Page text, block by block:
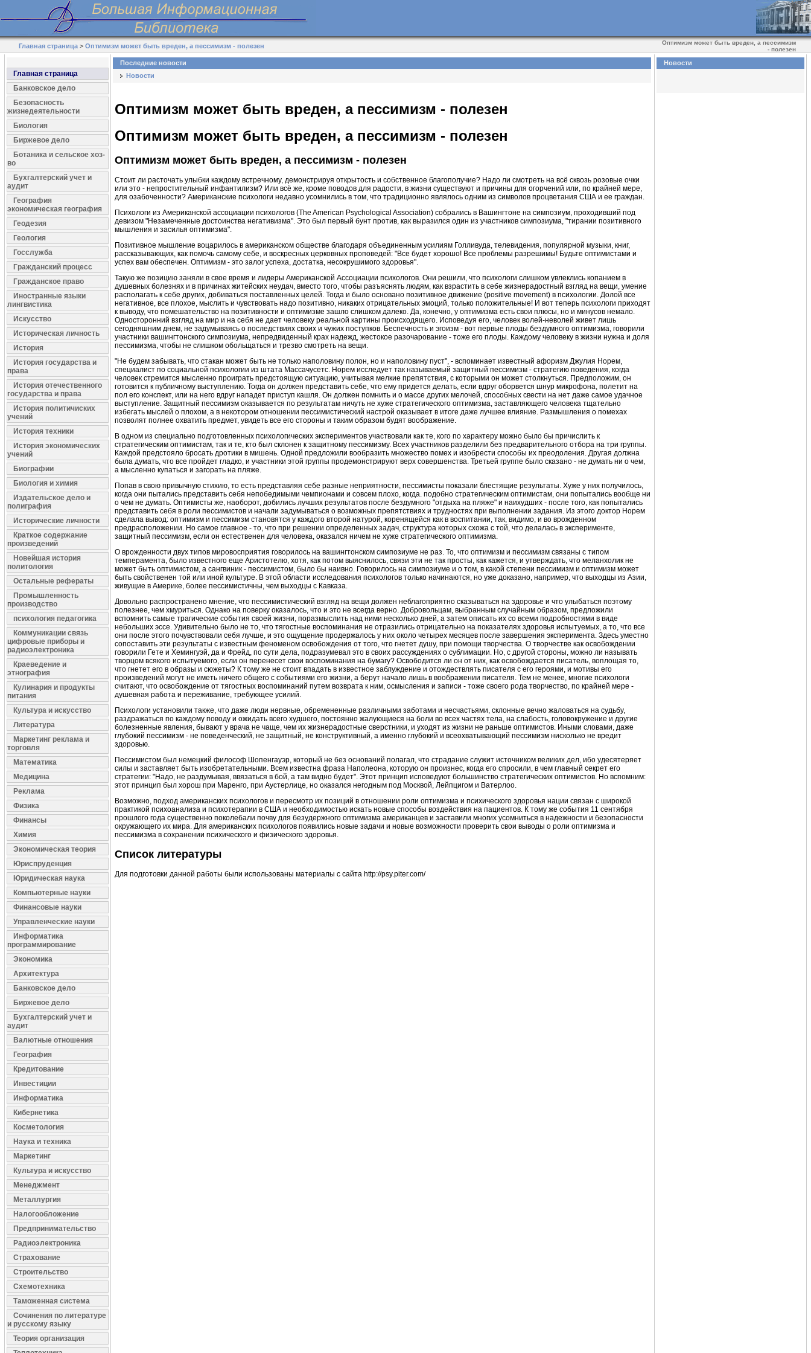
Главная страница >Оптимизм может быть вреден, а пессимизм - полезен
Оптимизм может быть вреден, а пессимизм
- полезен
Главная страница
Банковское дело
Безопасность
жизнедеятельности
Биология
Биржевое дело
Ботаника и сельское хоз-
во
Бухгалтерский учет и
аудит
География
экономическая география
Геодезия
Геология
Госслужба
Гражданский процесс
Гражданское право
Иностранные языки
лингвистика
Искусство
Историческая личность
История
История государства и
права
История отечественного
государства и права
История политичиских
учений
История техники
История экономических
учений
Биографии
Биология и химия
Издательское дело и
полиграфия
Исторические личности
Краткое содержание
произведений
Новейшая история
политология
Остальные рефераты
Промышленность
производство
психология педагогика
Коммуникации связь
цифровые приборы и
радиоэлектроника
Краеведение и
этнография
Кулинария и продукты
питания
Культура и искусство
Литература
Маркетинг реклама и
торговля
Математика
Медицина
Реклама
Физика
Финансы
Химия
Экономическая теория
Юриспруденция
Юридическая наука
Компьютерные науки
Финансовые науки
Управленческие науки
Информатика
программирование
Экономика
Архитектура
Банковское дело
Биржевое дело
Бухгалтерский учет и
аудит
Валютные отношения
География
Кредитование
Инвестиции
Информатика
Кибернетика
Косметология
Наука и техника
Маркетинг
Культура и искусство
Менеджмент
Металлургия
Налогообложение
Предпринимательство
Радиоэлектроника
Страхование
Строительство
Схемотехника
Таможенная система
Сочинения по литературе
и русскому языку
Теория организация
Последние новости
Новости
Оптимизм может быть вреден, а пессимизм - полезен
Оптимизм может быть вреден, а пессимизм - полезен
Оптимизм может быть вреден, а пессимизм - полезен
Стоит ли расточать улыбки каждому встречному, демонстрируя открытость и собственное благополучие? Надо ли смотреть на всё сквозь розовыe очки
или это - непростительный инфантилизм? Или всё же, кроме поводов для радости, в жизни существуют и причины для огорчений или, по крайней мере,
для озабоченности? Американские психологи недавно усомнились в том, что традиционно являлось одним из символов процветания США и ее граждан.
Психологи из Американской ассоциации психологов (The American Psychological Association) собрались в Вашингтоне на симпозиум, проходивший под
девизом "Незамеченные достоинства негативизма". Это был первый бунт против, как выразился один из участников симпозиума, "тирании позитивного
мышления и засилья оптимизма".
Позитивное мышление воцарилось в американском обществе благодаря объединенным усилиям Голливуда, телевидения, популярной музыки, книг,
рассказывающих, как помочь самому себе, и воскресных церковных проповедей: "Все будет хорошо! Все проблемы разрешимы! Будьте оптимистами и
успех вам обеспечен. Оптимизм - это залог успеха, достатка, несокрушимого здоровья".
Такую же позицию заняли в свое время и лидеры Американской Ассоциации психологов. Они решили, что психологи слишком увлеклись копанием в
душевных болезнях и в причинах житейских неудач, вместо того, чтобы разъяснять людям, как взрастить в себе жизнерадостный взгляд на вещи, умение
располагать к себе других, добиваться поставленных целей. Тогда и было основано позитивное движение (positive movement) в психологии. Долой все
негативное, все плохое, мыслить и чувствовать надо позитивно, никаких отрицательных эмоций, только положительные! И вот теперь психологи приходят
к выводу, что помешательство на позитивности и оптимизме зашло слишком далеко. Да, конечно, у оптимизма есть свои плюсы, но и минусов немало.
Односторонний взгляд на мир и на себя не дает человеку реальной картины происходящего. Исповедуя его, человек волей-неволей живет лишь
сегодняшним днем, не задумываясь о последствиях своих и чужих поступков. Беспечность и эгоизм - вот первые плоды бездумного оптимизма, говорили
участники вашингтонского симпозиума, непредвиденный крах надежд, жестокое разочарование - тоже его плоды. Каждому человеку в жизни нужна и доля
пессимизма, чтобы не слишком обольщаться и трезво смотреть на вещи.
"Не будем забывать, что стакан может быть не только наполовину полон, но и наполовину пуст", - вспоминает известный афоризм Джулия Норем,
специалист по социальной психологии из штатa Массачусетс. Норем исследует так называемый защитный пессимизм - стратегию поведения, когда
человек стремится мысленно проиграть предстоящую ситуацию, учитывая мелкие препятствия, с которыми он может столкнуться. Предположим, он
готовится к публичному выступлению. Тогда он должен представить себе, что ему придется делать, если вдруг оборвется шнур микрофона, полетит на
пол его конспект, или на него вдруг нападет приступ кашля. Он должен помнить и о массе других мелочей, способных свести на нет даже самое удачное
выступление. Защитный пессимизм оказывается по результатам ничуть не хуже стратегического оптимизма, заставляющего человека тщательно
избегать мыслей о плохом, а в некотором отношении пессимистический настрой оказывает в итоге даже лучшее влияние. Размышления о помехах
позволят полнее охватить предмет, увидеть все его стороны и таким образом будят воображение.
В одном из cпециально подготовленных психологических экспериментов участвовали как те, кого по характеру можно было бы причислить к
стратегическим оптимистам, так и те, кто был склонен к защитному пессимизму. Всех участников разделили без предварительного отбора на три группы.
Каждой предстояло бросать дротики в мишень. Одной предложили вообразить множество помех и изобрести способы их преодоления. Другая должна
была думать, что все пройдет гладко, и участники этой группы продемонстрируют верх совершенства. Третьей группе было сказано - не думать ни о чем,
а мысленно купаться и загорать на пляже.
Попав в свою привычную стихию, то есть представляя себе разные неприятности, пессимисты показали блестящие результаты. Хуже у них получилось,
когда они пытались представить себя непобедимыми чемпионами и совсем плохо, когда. подобно стратегическим оптимистам, они попытались вообще ни
о чем не думать. Оптимисты же, наоборот, добились лучших результатов после бездумного "отдыха на пляже" и наихудших - после того, как попытались
представить себя в роли пессимистов и начали задумываться о возможных препятствиях и трудностях при выполнении задания. Из этого доктор Норем
сделала вывод: оптимизм и пессимизм становятся у каждого второй натурой, коренящейся как в воспитании, так, видимо, и во врожденном
предрасположении. Но самое главное - то, что при решении определенных задач, структура которых схожа с той, что делалась в эксперименте,
защитный пессимизм, если он естественен для человека, оказался ничем не хуже стратегического оптимизма.
О врожденности двух типов мировосприятия говорилось на вашингтонском симпозиуме не раз. То, что оптимизм и пессимизм связаны с типом
темперамента, было известного еще Аристотелю, хотя, как потом выяснилось, связи эти не так просты, как кажется, и утверждать, что меланхолик не
может быть оптимистом, а сангвиник - пессимистом, было бы наивно. Говорилось на симпозиуме и о том, в какой степени пессимизм и оптимизм может
быть свойственен той или иной культуре. В этой области исследования психологов только начинаются, но уже доказано, например, что выходцы из Азии,
живущие в Америке, более пессимистичны, чем выходцы с Кавказа.
Довольно распространено мнение, что пессимистический взгляд на вещи должен неблагоприятно сказываться на здоровье и что улыбаться поэтому
полезнее, чем хмуриться. Однако на поверку оказалось, что и это не всегда верно. Добровольцам, выбранным случайным образом, предложили
вспомнить самые трагические события своей жизни, поразмыслить над ними несколько дней, а затем описать их со всеми подробностями в виде
небольших эссе. Удивительно было не то, что тягостные воспоминания не отразились отрицательно на показателях здоровья испытуемых, а то, что все
они после этого почувствовали себя лучше, и это ощущение продержалось у них около четырех месяцев после завершения эксперимента. Здесь уместно
сопоставить эти результаты с известным феноменом освобождения от того, что гнетет душу, при помощи творчества. О творчестве как освобождении
говорили Гете и Хемингуэй, да и Фрейд, по сути дела, подразумевал это в своих рассуждениях о сублимации. Но, с другой стороны, можно ли называть
творцом всякого испытуемого, если он перенесет свои воспоминания на бумагу? Освободится ли он от них, как освобождается писатель, воплощая то,
что гнетет его в образы и сюжеты? К тому же не стоит впадать в известное заблуждение и отождествлять писателя с его героями, и мотивы его
произведений могут не иметь ничего общего с событиями его жизни, а берут начало лишь в воображении писателя. Тем не менее, многие психологи
считают, что освобождение от тягостных воспоминаний путем возврата к ним, осмысления и записи - тоже своего рода творчество, по крайней мере -
душевная работа и переживание, требующее усилий.
Психологи установили также, что даже люди нервные, обремененные различными заботами и несчастьями, склонные вечно жаловаться на судьбу,
раздражаться по каждому поводу и ожидать всего худшего, постоянно жалующиеся на боли во всех частях тела, на слабость, головокружение и другие
болезненные явления, бывают у врача не чаще, чем их жизнерадостные сверстники, и уходят из жизни не раньше оптимистов. Иными словами, даже
глубокий пессимизм - не поведенческий, не защитный, не конструктивный, а именно глубокий и всеохватывающий пессимизм нисколько не вредит
здоровью.
Пессимистом был немецкий философ Шопенгауэр, который не без оснований полагал, что страдание служит источником великих дел, ибо удесятеряет
силы и заставляет быть изобретательными. Всем известна фраза Наполеона, которую он произнес, когда его спросили, в чем главный секрет его
стратегии: "Надо, не раздумывая, ввязаться в бой, а там видно будет". Этот принцип исповедуют большинство стратегических оптимистов. Но вспомним:
этот принцип был хорош при Маренго, при Аустерлице, но оказался негодным под Москвой, Лейпцигом и Ватерлоо.
Возможно, подход американских психологов и пересмотр их позиций в отношении роли оптимизма и психического здоровья нации связан с широкой
практикой психоанализа и психотерапии в США и необходимостью искать новые способы воздействия на пациентов. К тому же события 11 сентября
прошлого года существенно поколебали почву для безудержного оптимизма американцев и заставили многих усомниться в надежности и безопасности
окружающего их мира. Для американских психологов появились новые задачи и новые возможности проверить свои выводы о роли оптимизма и
пессимизма в сохранении психического и физического здоровья.
Список литературы
Для подготовки данной работы были использованы материалы с сайта http://psy.piter.com/
Новости